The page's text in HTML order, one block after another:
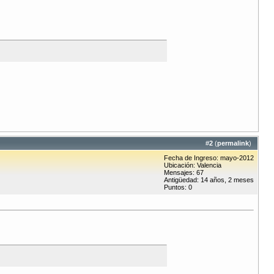
#2 (permalink)
Fecha de Ingreso: mayo-2012
Ubicación: Valencia
Mensajes: 67
Antigüedad: 14 años, 2 meses
Puntos: 0